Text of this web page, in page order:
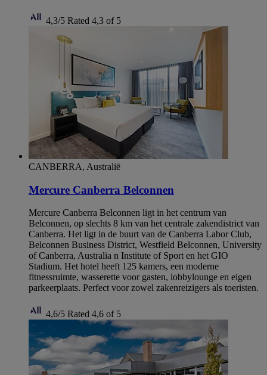
4,3/5 Rated 4,3 of 5
CANBERRA, Australië
Mercure Canberra Belconnen
Mercure Canberra Belconnen ligt in het centrum van
Belconnen, op slechts 8 km van het centrale zakendistrict van
Canberra. Het ligt in de buurt van de Canberra Labor Club,
Belconnen Business District, Westfield Belconnen, University
of Canberra, Australia n Institute of Sport en het GIO
Stadium. Het hotel heeft 125 kamers, een moderne
fitnessruimte, wasserette voor gasten, lobbylounge en eigen
parkeerplaats. Perfect voor zowel zakenreizigers als toeristen.
4,6/5 Rated 4,6 of 5